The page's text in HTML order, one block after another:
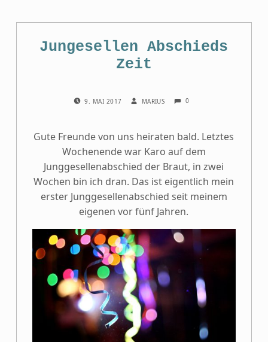
Jungesellen Abschieds
Zeit
9. MAI 2017 MARIUS 0
Gute Freunde von uns heiraten bald. Letztes
Wochenende war Karo auf dem
Junggesellenabschied der Braut, in zwei
Wochen bin ich dran. Das ist eigentlich mein
erster Junggesellenabschied seit meinem
eigenen vor fünf Jahren.